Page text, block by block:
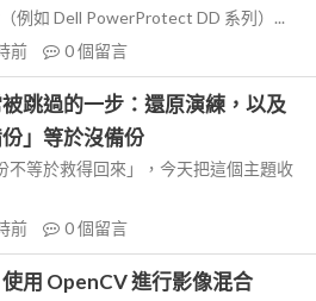
例如 Dell PowerProtect DD 系列）...
前 0個留言
跳過的一步：還原演練，以及
」等於沒備份
不等於救得回來」，今天把這個主題收
前 0個留言
用 OpenCV 進行影像混合